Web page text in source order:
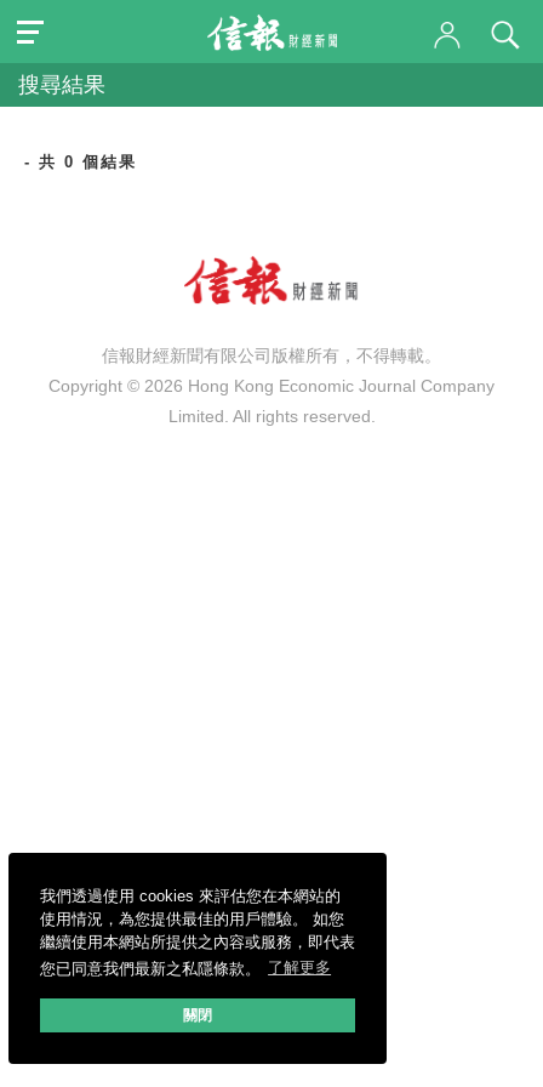
我們透過使用 cookies 來評估您在本網站的
使用情況，為您提供最佳的用戶體驗。 如您
繼續使用本網站所提供之內容或服務，即代表
您已同意我們最新之私隱條款。
了解更多
關閉
搜尋結果
- 共 0 個結果
信報財經新聞有限公司版權所有，不得轉載。
Copyright © 2026 Hong Kong Economic Journal Company
Limited. All rights reserved.